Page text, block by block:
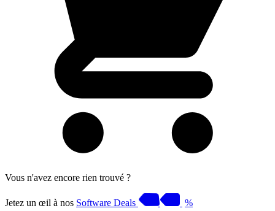
Vous n'avez encore rien trouvé ?
Jetez un œil à nos Software Deals %